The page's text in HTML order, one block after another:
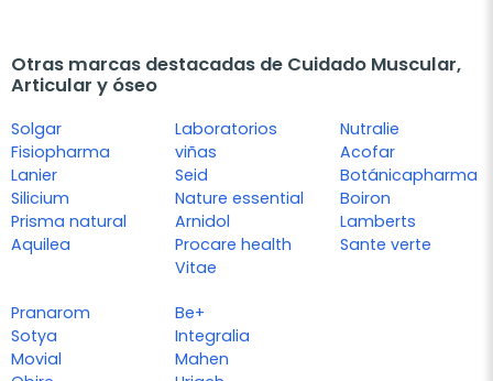
Otras marcas destacadas de Cuidado Muscular,
Articular y óseo
Solgar
Fisiopharma
Lanier
Silicium
Prisma natural
Aquilea
Laboratorios
viñas
Seid
Nature essential
Arnidol
Procare health
Vitae
Nutralie
Acofar
Botánicapharma
Boiron
Lamberts
Sante verte
Pranarom
Sotya
Movial
Be+
Integralia
Mahen